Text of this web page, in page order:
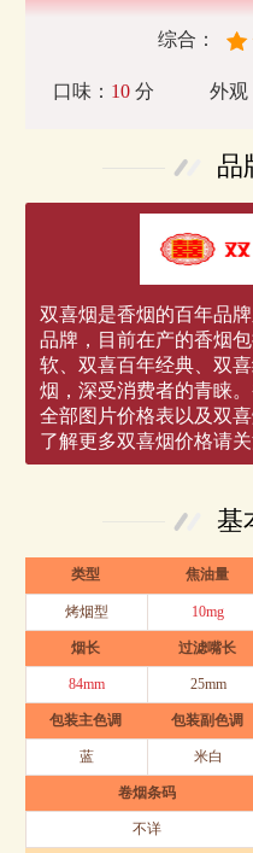
综合：
口味： 10分 外观
品
双喜烟是香烟的百年品
品牌，目前在产的香烟
软、双喜百年经典、双
烟，深受消费者的青睐
全部图片价格表以及双
了解更多双喜烟价格请关
基
类型 焦油量
烤烟型 10mg
烟长 过滤嘴长
84mm 25mm
包装主色调 包装副色调
蓝 米白
卷烟条码
不详